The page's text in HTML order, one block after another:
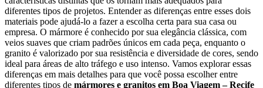
diferentes tipos de projetos. Entender as diferenças entre esses dois
materiais pode ajudá-lo a fazer a escolha certa para sua casa ou
empresa. O mármore é conhecido por sua elegância clássica, com
veios suaves que criam padrões únicos em cada peça, enquanto o
granito é valorizado por sua resistência e diversidade de cores, sendo
ideal para áreas de alto tráfego e uso intenso. Vamos explorar essas
diferenças em mais detalhes para que você possa escolher entre
diferentes tipos de mármores e granitos em Boa Viagem – Recife